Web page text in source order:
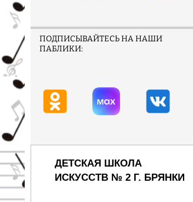
ПОДПИСЫВАЙТЕСЬ НА НАШИ
ПАБЛИКИ:
ДЕТСКАЯ ШКОЛА
ИСКУССТВ № 2 Г. БРЯНКИ